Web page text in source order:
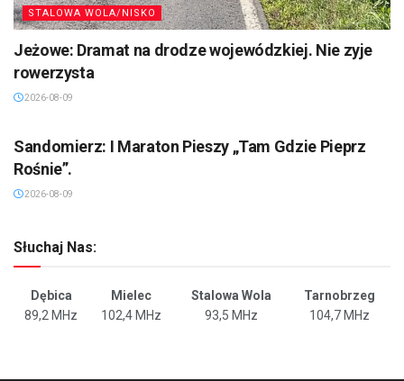
STALOWA WOLA/NISKO
Jeżowe: Dramat na drodze wojewódzkiej. Nie zyje
rowerzysta
2026-08-09
Sandomierz: I Maraton Pieszy „Tam Gdzie Pieprz
Rośnie”.
2026-08-09
Słuchaj Nas:
Dębica Mielec Stalowa Wola
Tarnobrzeg
89,2 MHz
102,4 MHz 93,5 MHz 104,7 MHz